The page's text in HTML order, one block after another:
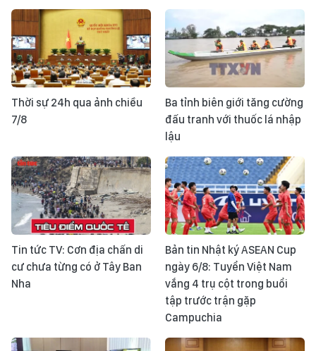
Thời sự 24h qua ảnh chiều
7/8
Ba tỉnh biên giới tăng cường
đấu tranh với thuốc lá nhập
lậu
Tin tức TV: Cơn địa chấn di
cư chưa từng có ở Tây Ban
Nha
Bản tin Nhật ký ASEAN Cup
ngày 6/8: Tuyển Việt Nam
vắng 4 trụ cột trong buổi
tập trước trận gặp
Campuchia